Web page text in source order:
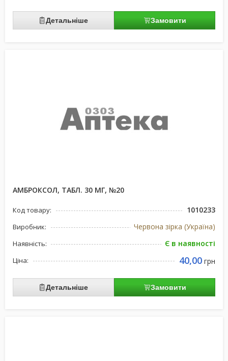
Детальніше Замовити
АМБРОКСОЛ, ТАБЛ. 30 МГ, №20
Код товару: 1010233
Виробник: Червона зірка (Україна)
Наявність: Є в наявності
Ціна: 40,00 грн
Детальніше Замовити